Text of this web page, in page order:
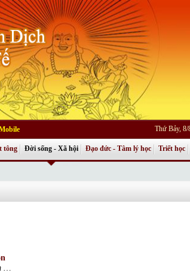
Thứ Bảy,
tông Đời sống - Xã hội Đạo đức - Tâm lý học Triết học
…